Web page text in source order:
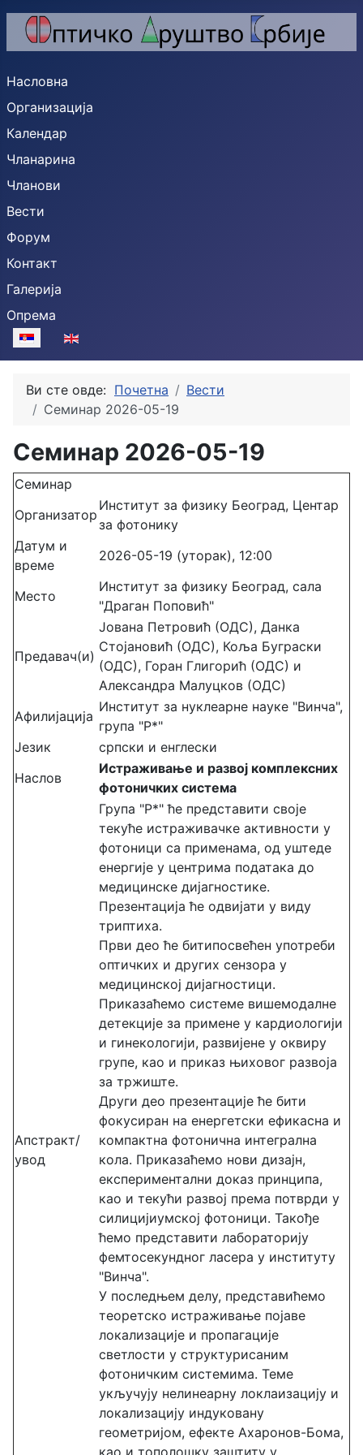
Насловна
Организација
Календар
Чланарина
Чланови
Вести
Форум
Контакт
Галерија
Опрема
Изаберите ваш језик
Ви сте овде: Почетна
Вести
Семинар 2026-05-19
Семинар 2026-05-19
Семинар
Организатор
Институт за физику Београд, Центар
за фотонику
Датум и
време
2026-05-19 (уторак), 12:00
Место
Институт за физику Београд, сала
"Драган Поповић"
Предавач(и)
Јована Петровић (ОДС), Данка
Стојановић (ОДС), Коља Буграски
(ОДС), Горан Глигорић (ОДС) и
Александра Малуцков (ОДС)
Афилијација
Институт за нуклеарне науке "Винча",
група "P*"
Језик
српски и енглески
Наслов
Истраживање и развој комплексних
фотоничких система
Апстракт/
увод
Група "P*" ће представити своје
текуће истраживачке активности у
фотоници са применама, од уштеде
енергије у центрима података до
медицинске дијагностике.
Презентација ће одвијати у виду
триптиха.
Први део ће битипосвећен употреби
оптичких и других сензора у
медицинској дијагностици.
Приказаћемо системе вишемодалне
детекције за примене у кардиологији
и гинекологији, развијене у оквиру
групе, као и приказ њиховог развоја
за тржиште.
Други део презентације ће бити
фокусиран на енергетски ефикасна и
компактна фотонична интегрална
кола. Приказаћемо нови дизајн,
експериментални доказ принципа,
као и текући развој према потврди у
силицијиумској фотоници. Такође
ћемо представити лабораторију
фемтосекундног ласера у институту
"Винча".
У последњем делу, представићемо
теоретско истраживање појаве
локализације и пропагације
светлости у структурисаним
фотоничким системима. Теме
укључују нелинеарну локлаизацију и
локализацију индуковану
геометријом, ефекте Ахаронов-Бома,
као и тополошку заштиту у